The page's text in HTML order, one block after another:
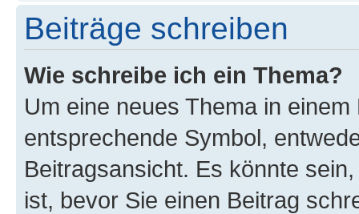
Beiträge schreiben
Wie schreibe ich ein Thema?
Um eine neues Thema in
entsprechende Symbol,
Beitragsansicht. Es könnte
ist, bevor Sie einen Beitrag